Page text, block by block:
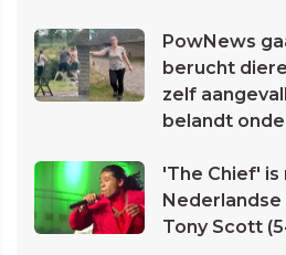
PowNews
berucht
zelf
belandt
'The Chief' is
Tony Scott